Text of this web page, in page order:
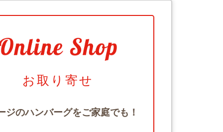
お取り寄せ
ジのハンバーグをご家庭でも！